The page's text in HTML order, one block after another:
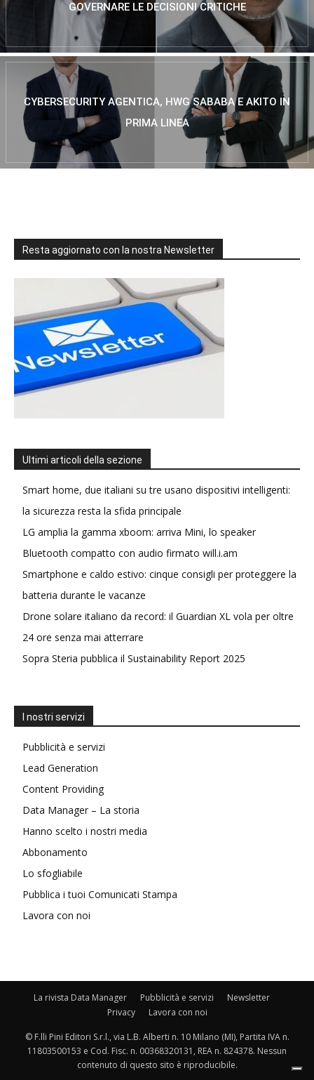
GOVERNARE LE DECISIONI CRITICHE
CYBERSECURITY AGENTICA, HWG SABABA E AKITO IN
PRIMA LINEA
Resta aggiornato con la nostra Newsletter
Ultimi articoli della sezione
Smart home, due italiani su tre usano dispositivi intelligenti:
la sicurezza resta la sfida principale
LG amplia la gamma xboom: arriva Mini, lo speaker
Bluetooth compatto con audio firmato will.i.am
Smartphone e caldo estivo: cinque consigli per proteggere la
batteria durante le vacanze
Drone solare italiano da record: il Guardian XL vola per oltre
24 ore senza mai atterrare
Sopra Steria pubblica il Sustainability Report 2025
I nostri servizi
Pubblicità e servizi
Lead Generation
Content Providing
Data Manager – La storia
Hanno scelto i nostri media
Abbonamento
Lo sfogliabile
Pubblica i tuoi Comunicati Stampa
Lavora con noi
La rivista Data Manager Pubblicità e servizi
Newsletter
Privacy
Lavora con noi
© F.lli Pini Editori S.r.l., via L.B. Alberti n. 10 Milano (MI), Partita IVA n.
11803500153 e Cod. Fisc. n. 00368320131, REA n. 824378. Nessun
contenuto di questo sito è riproducibile.